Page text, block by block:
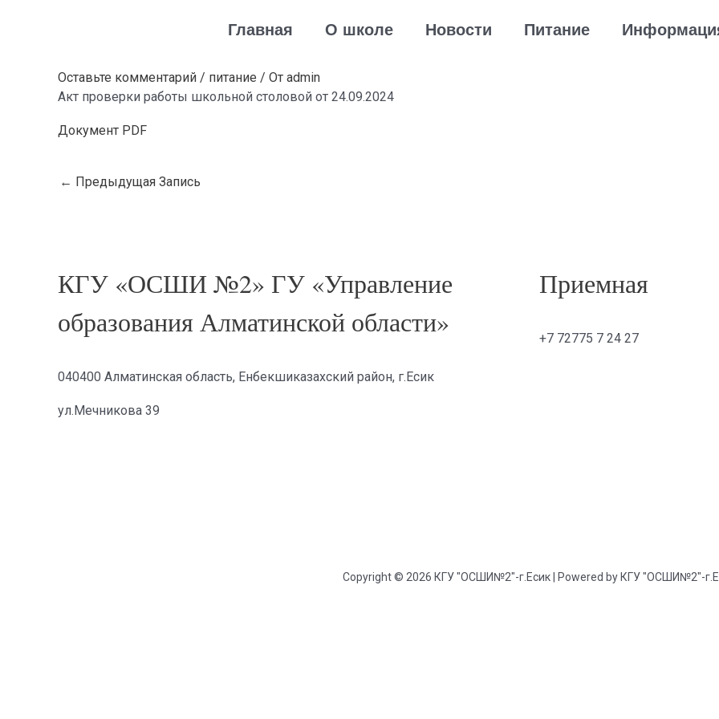
Главная О школе Новости Питание
Оставьте комментарий / питание / От admin
Акт проверки работы школьной столовой от 24.09.2024
Документ PDF
← Предыдущая Запись
КГУ «ОСШИ №2» ГУ «Управление
образования Алматинской области»
040400 Алматинская область, Енбекшиказахский район, г.Есик
ул.Мечникова 39
Приемная
+7 72775 7 24 27
Copyright © 2026 КГУ "ОСШИ№2"-г.Есик | Powered by КГУ "ОСШИ№2"-